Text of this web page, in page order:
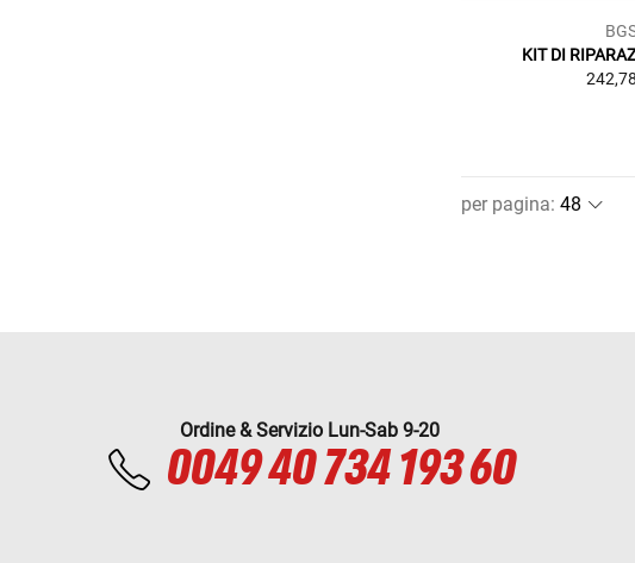
KIT DI
per pagina:
Ordine & Servizio Lun-Sab 9-20
0049 40 734 193 60